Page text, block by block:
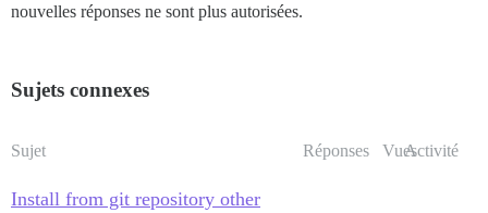
nouvelles réponses ne sont plus autorisées.
Sujets connexes
Sujet Réponses VuesActivité
Install from git repository other